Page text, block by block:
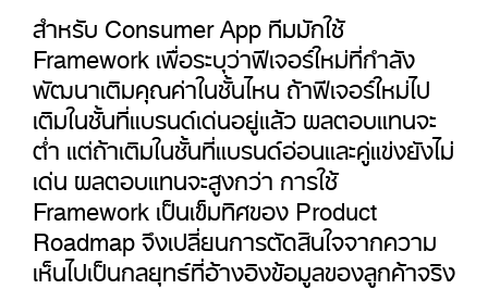
สำหรับ Consumer App ทีมมักใช้
Framework เพื่อระบุว่าฟีเจอร์ใหม่ที่กำลัง
พัฒนาเติมคุณค่าในชั้นไหน ถ้าฟีเจอร์ใหม่ไป
เติมในชั้นที่แบรนด์เด่นอยู่แล้ว ผลตอบแทนจะ
ต่ำ แต่ถ้าเติมในชั้นที่แบรนด์อ่อนและคู่แข่งยังไม่
เด่น ผลตอบแทนจะสูงกว่า การใช้
Framework เป็นเข็มทิศของ Product
Roadmap จึงเปลี่ยนการตัดสินใจจากความ
เห็นไปเป็นกลยุทธ์ที่อ้างอิงข้อมูลของลูกค้าจริง